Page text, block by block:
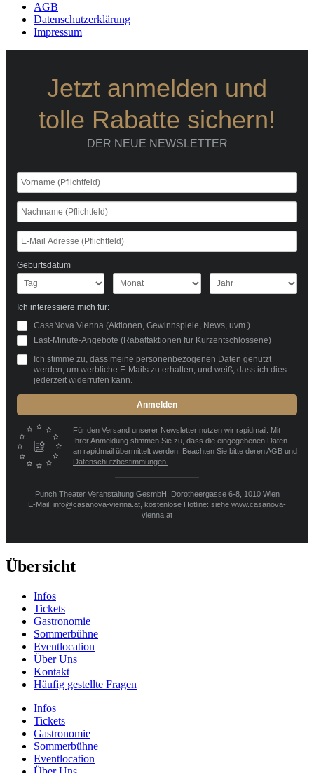
AGB
Datenschutzerklärung
Impressum
Jetzt anmelden und
tolle Rabatte sichern!
DER NEUE NEWSLETTER
Geburtsdatum
Ich interessiere mich für:
CasaNova Vienna (Aktionen, Gewinnspiele, News, uvm.)
Last-Minute-Angebote (Rabattaktionen für Kurzentschlossene)
Ich stimme zu, dass meine personenbezogenen Daten genutzt
werden, um werbliche E-Mails zu erhalten, und weiß, dass ich dies
jederzeit widerrufen kann.
Anmelden
Für den Versand unserer Newsletter nutzen wir rapidmail. Mit
Ihrer Anmeldung stimmen Sie zu, dass die eingegebenen Daten
an rapidmail übermittelt werden. Beachten Sie bitte derenAGB und
Datenschutzbestimmungen
Punch Theater Veranstaltung GesmbH, Dorotheergasse 6-8, 1010 Wien
E-Mail: info@casanova-vienna.at, kostenlose Hotline: siehe www.casanova-
vienna.at
Übersicht
Infos
Tickets
Gastronomie
Sommerbühne
Eventlocation
Über Uns
Kontakt
Häufig gestellte Fragen
Infos
Tickets
Gastronomie
Sommerbühne
Eventlocation